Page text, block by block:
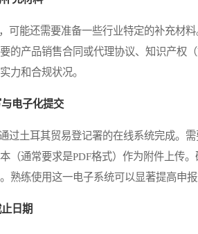
能还需要准备一些行业特定的补充材料
的产品销售合同或代理协议、知识产权
力和合规状况。
电子化提交
土耳其贸易登记署的在线系统完成。需
（通常要求是PDF格式）作为附件上传
熟练使用这一电子系统可以显著提高申报
日期